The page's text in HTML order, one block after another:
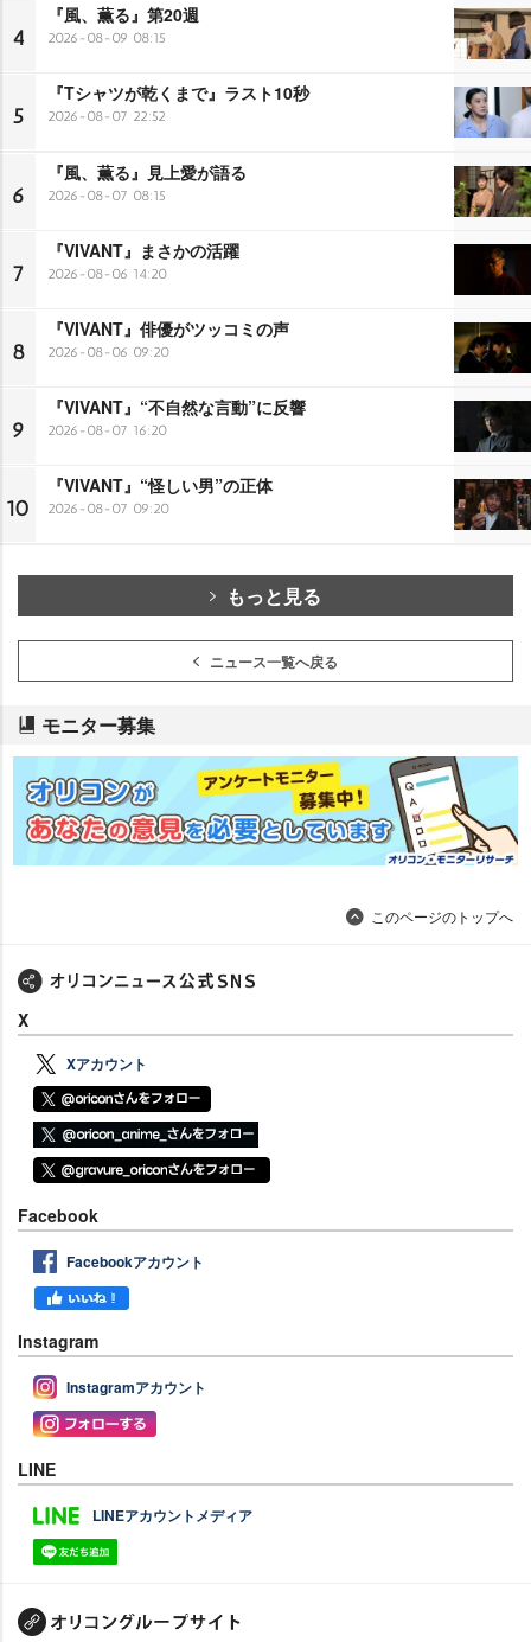
4
『風、薫る』第20週
2026-08-09 08:15
5
『Tシャツが乾くまで』ラスト10秒
2026-08-07 22:52
6
『風、薫る』見上愛が語る
2026-08-07 08:15
7
『VIVANT』まさかの活躍
2026-08-06 14:20
8
『VIVANT』俳優がツッコミの声
2026-08-06 09:20
9
『VIVANT』“不自然な言動”に反響
2026-08-07 16:20
10
『VIVANT』“怪しい男”の正体
2026-08-07 09:20
もっと見る
ニュース一覧へ戻る
モニター募集
このページのトップへ
X
Xアカウント
Facebook
Facebookアカウント
Instagram
Instagramアカウント
LINE
LINEアカウントメディア